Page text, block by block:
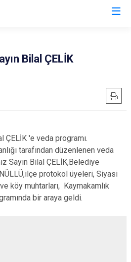
Sandıklı
Şuhut
Sultandağı
Sinanpaşa
Bilal ÇELİK
ÇELİK 'e veda programı.
tarafından düzenlenen veda
Sayın Bilal ÇELİK,Belediye
protokol üyeleri, Siyasi
köy muhtarları, Kaymakamlık
bir araya geldi.